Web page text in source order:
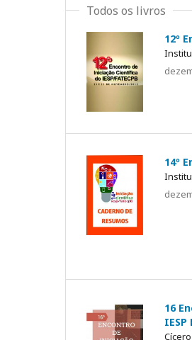
Todos os livros
12º
14º
16
IESP